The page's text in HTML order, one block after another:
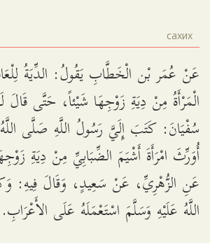
сахих
عَنْ عُمَر بْن الْخَطَّابِ يَقُولُ: الدِّيَةُ
الْمَرْأَةُ مِنْ دِيَةِ زَوْجِهَا شَيْئاً، حَتَّى
سُفْيَانَ: كَتَبَ إِلَيَّ رَسُولُ اللَّهِ صَلَّى
أُوَرِّثَ امْرَأَةَ أَشْيَمَ الضِّبَابِيِّ مِنْ دِيَةِ
عَنِ الزُّهْرِيِّ، عَنْ سَعِيدٍ، وَقَالَ فِيهِ:
اللَّهُ عَلَيْهِ وَسَلَّمَ اسْتَعْمَلَهُ عَلَى الأَعْرَابِ.